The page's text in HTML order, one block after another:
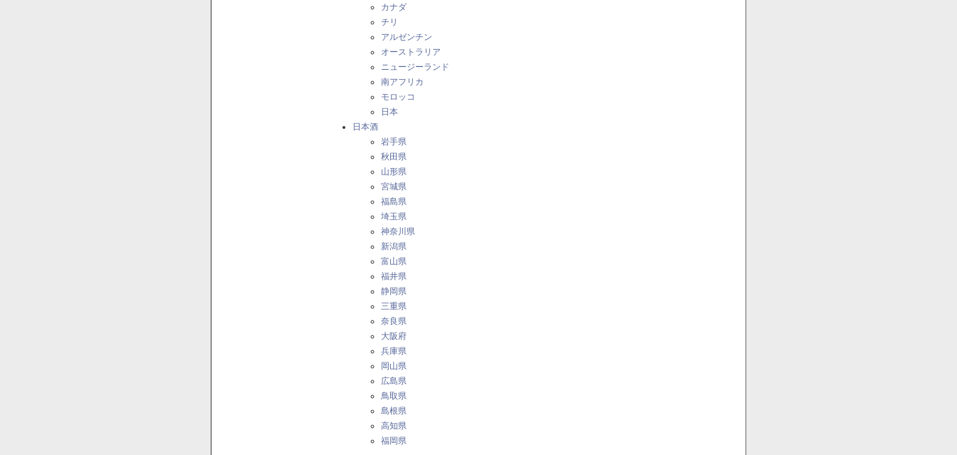
カナダ
チリ
アルゼンチン
オーストラリア
ニュージーランド
南アフリカ
モロッコ
日本
日本酒
岩手県
秋田県
山形県
宮城県
福島県
埼玉県
神奈川県
新潟県
富山県
福井県
静岡県
三重県
奈良県
大阪府
兵庫県
岡山県
広島県
鳥取県
島根県
高知県
福岡県